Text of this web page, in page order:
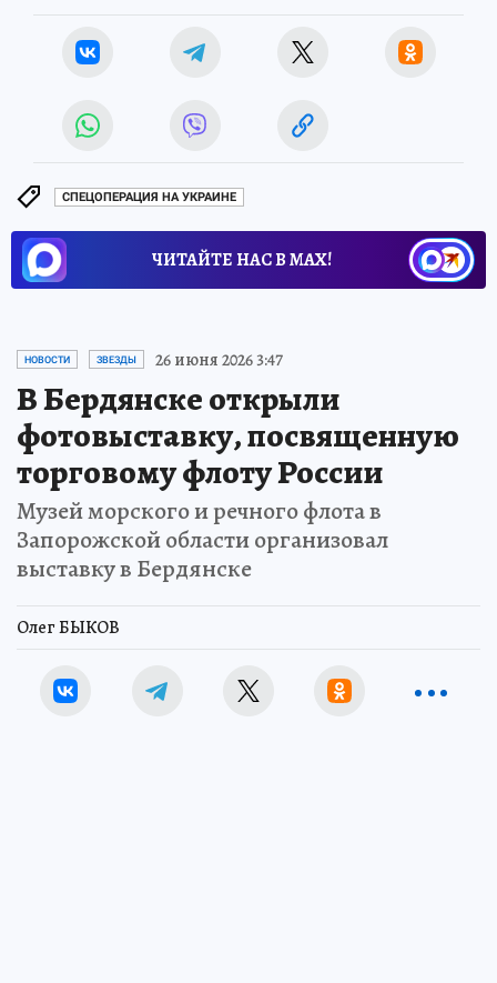
СПЕЦОПЕРАЦИЯ НА УКРАИНЕ
ЧИТАЙТЕ НАС В МАХ!
НОВОСТИ ЗВЕЗДЫ 26 июня 2026 3:47
В Бердянске открыли
фотовыставку, посвященную
торговому флоту России
Музей морского и речного флота в
Запорожской области организовал
выставку в Бердянске
Олег БЫКОВ